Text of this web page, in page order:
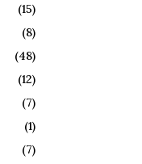
(15)
(8)
(48)
(12)
(7)
(1)
(7)